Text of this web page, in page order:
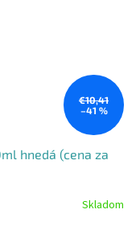
€10,41
–41 %
hnedá (cena za
Skladom